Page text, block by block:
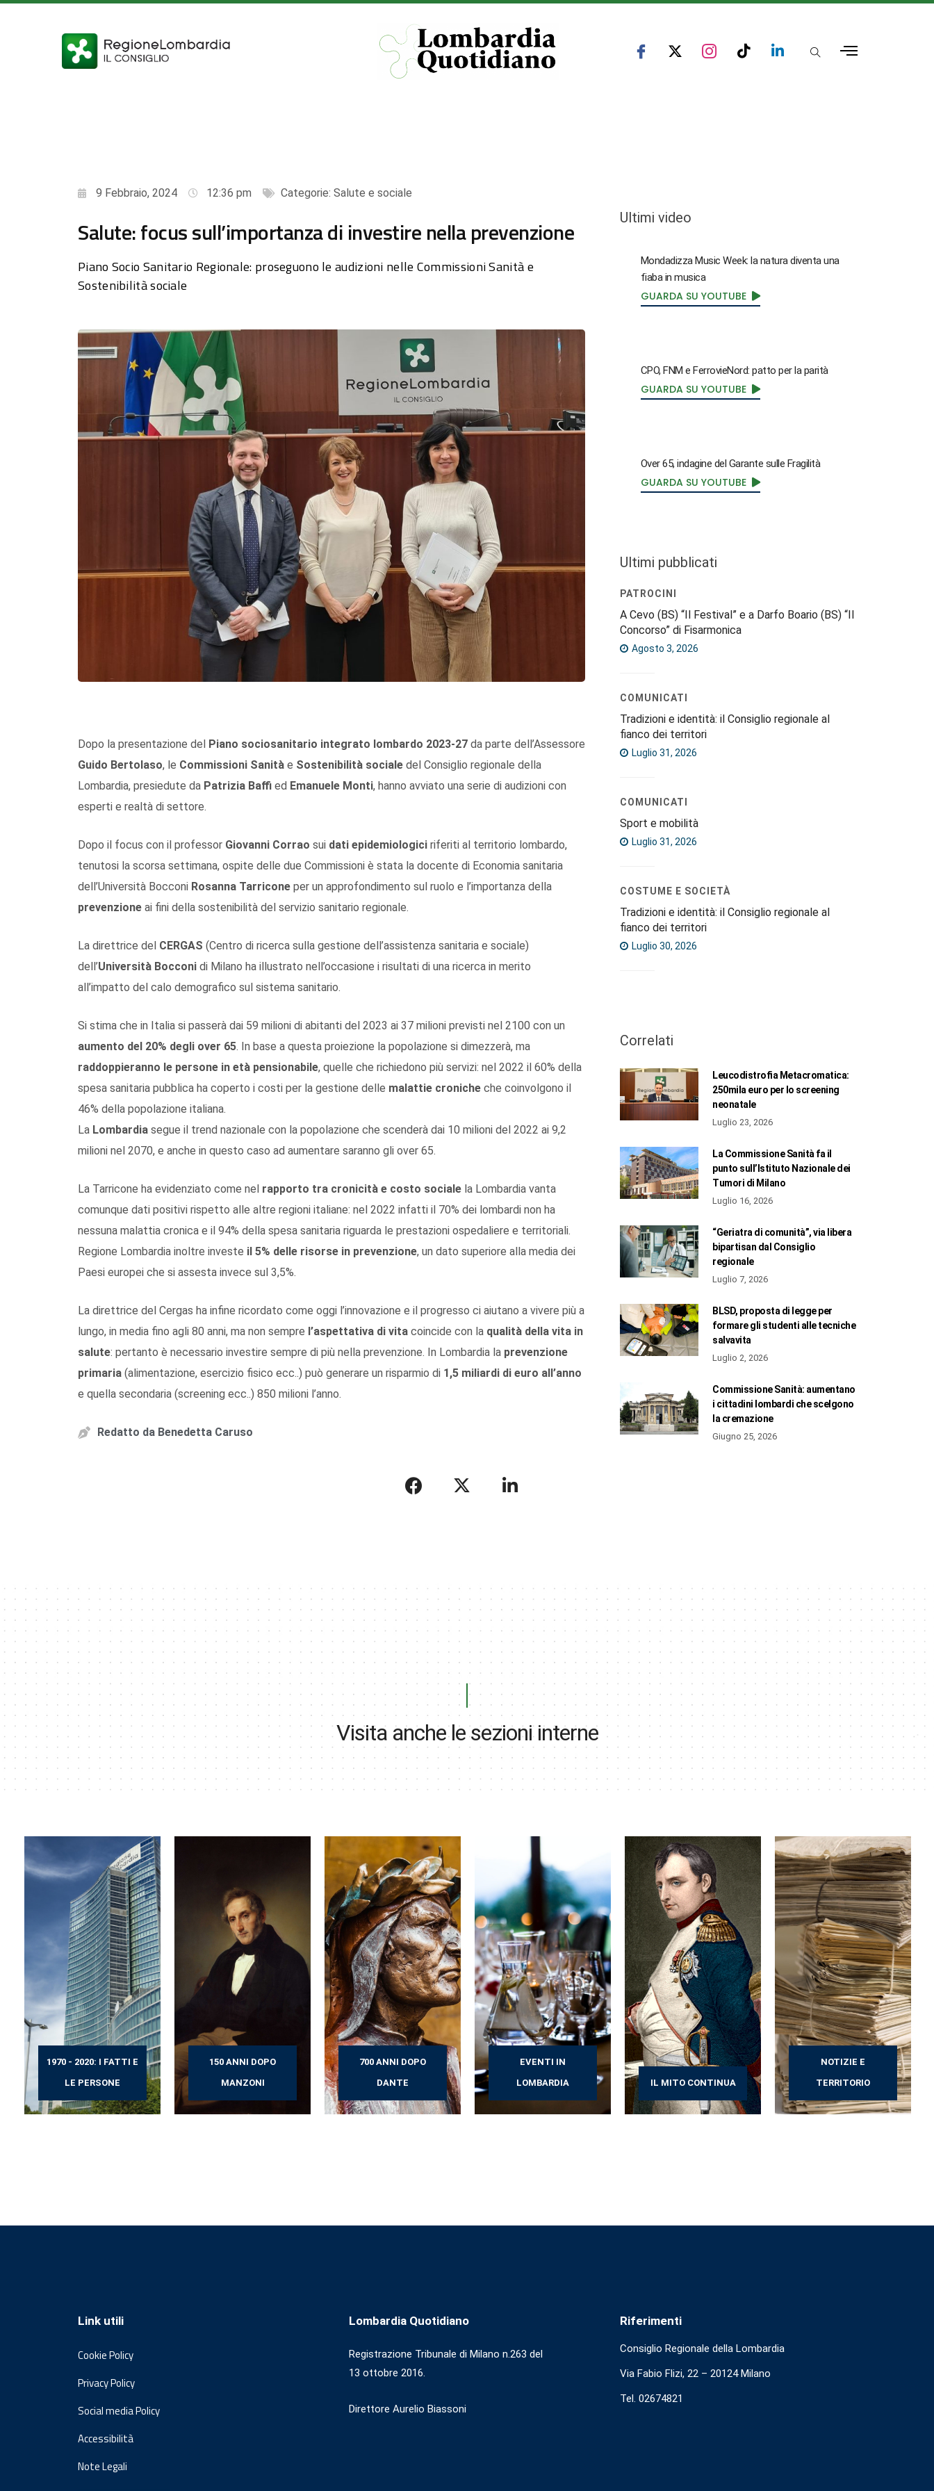
9 Febbraio, 2024 12:36 pm Categorie: Salute e sociale
Salute: focus sull’importanza di investire nella prevenzione
Piano Socio Sanitario Regionale: proseguono le audizioni nelle Commissioni Sanità e
Sostenibilità sociale
Dopo la presentazione del Piano sociosanitario integrato lombardo 2023-27 da parte dell’Assessore
Guido Bertolaso, le Commissioni Sanità e Sostenibilità sociale del Consiglio regionale della
Lombardia, presiedute da Patrizia Baffi ed Emanuele Monti, hanno avviato una serie di audizioni con
esperti e realtà di settore.
Dopo il focus con il professor Giovanni Corrao sui dati epidemiologici riferiti al territorio lombardo,
tenutosi la scorsa settimana, ospite delle due Commissioni è stata la docente di Economia sanitaria
dell’Università Bocconi Rosanna Tarricone per un approfondimento sul ruolo e l’importanza della
prevenzione ai fini della sostenibilità del servizio sanitario regionale.
La direttrice del CERGAS (Centro di ricerca sulla gestione dell’assistenza sanitaria e sociale)
dell’Università Bocconi di Milano ha illustrato nell’occasione i risultati di una ricerca in merito
all’impatto del calo demografico sul sistema sanitario.
Si stima che in Italia si passerà dai 59 milioni di abitanti del 2023 ai 37 milioni previsti nel 2100 con un
aumento del 20% degli over 65. In base a questa proiezione la popolazione si dimezzerà, ma
raddoppieranno le persone in età pensionabile, quelle che richiedono più servizi: nel 2022 il 60% della
spesa sanitaria pubblica ha coperto i costi per la gestione delle malattie croniche che coinvolgono il
46% della popolazione italiana.
La Lombardia segue il trend nazionale con la popolazione che scenderà dai 10 milioni del 2022 ai 9,2
milioni nel 2070, e anche in questo caso ad aumentare saranno gli over 65.
La Tarricone ha evidenziato come nel rapporto tra cronicità e costo sociale la Lombardia vanta
comunque dati positivi rispetto alle altre regioni italiane: nel 2022 infatti il 70% dei lombardi non ha
nessuna malattia cronica e il 94% della spesa sanitaria riguarda le prestazioni ospedaliere e territoriali.
Regione Lombardia inoltre investe il 5% delle risorse in prevenzione, un dato superiore alla media dei
Paesi europei che si assesta invece sul 3,5%.
La direttrice del Cergas ha infine ricordato come oggi l’innovazione e il progresso ci aiutano a vivere più a
lungo, in media fino agli 80 anni, ma non sempre l’aspettativa di vita coincide con la qualità della vita in
salute: pertanto è necessario investire sempre di più nella prevenzione. In Lombardia la prevenzione
primaria (alimentazione, esercizio fisico ecc..) può generare un risparmio di 1,5 miliardi di euro all’anno
e quella secondaria (screening ecc..) 850 milioni l’anno.
Redatto da Benedetta Caruso
Ultimi video
Mondadizza Music Week: la natura diventa una
fiaba in musica
GUARDA SU YOUTUBE
CPO, FNM e FerrovieNord: patto per la parità
GUARDA SU YOUTUBE
Over 65, indagine del Garante sulle Fragilità
GUARDA SU YOUTUBE
Ultimi pubblicati
PATROCINI
A Cevo (BS) “Il Festival” e a Darfo Boario (BS) “Il
Concorso” di Fisarmonica
Agosto 3, 2026
COMUNICATI
Tradizioni e identità: il Consiglio regionale al
fianco dei territori
Luglio 31, 2026
COMUNICATI
Sport e mobilità
Luglio 31, 2026
COSTUME E SOCIETÀ
Tradizioni e identità: il Consiglio regionale al
fianco dei territori
Luglio 30, 2026
Correlati
Leucodistrofia Metacromatica:
250mila euro per lo screening
neonatale
Luglio 23, 2026
La Commissione Sanità fa il
punto sull’Istituto Nazionale dei
Tumori di Milano
Luglio 16, 2026
“Geriatra di comunità”, via libera
bipartisan dal Consiglio
regionale
Luglio 7, 2026
BLSD, proposta di legge per
formare gli studenti alle tecniche
salvavita
Luglio 2, 2026
Commissione Sanità: aumentano
i cittadini lombardi che scelgono
la cremazione
Giugno 25, 2026
Visita anche le sezioni interne
1970 - 2020: I FATTI E
LE PERSONE
150 ANNI DOPO
MANZONI
700 ANNI DOPO
DANTE
EVENTI IN
LOMBARDIA
IL MITO CONTINUA
NOTIZIE E
TERRITORIO
Link utili
Cookie Policy
Privacy Policy
Social media Policy
Accessibilità
Note Legali
Lombardia Quotidiano
Registrazione Tribunale di Milano n.263 del
13 ottobre 2016.
Direttore Aurelio Biassoni
Riferimenti
Consiglio Regionale della Lombardia
Via Fabio Flizi, 22 – 20124 Milano
Tel. 02674821